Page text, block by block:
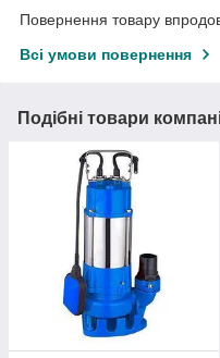
Повернення товару
Всі умови повернення
Подібні товари